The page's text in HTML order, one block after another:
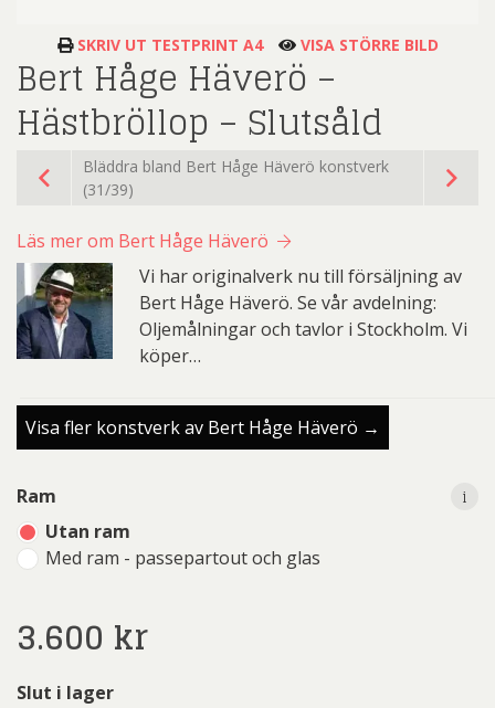
SKRIV UT TESTPRINT A4 VISA STÖRRE BILD
Bert Håge Häverö –
Hästbröllop – Slutsåld
Bläddra bland Bert Håge Häverö konstverk
(31/39)
Läs mer om Bert Håge Häverö
Vi har originalverk nu till försäljning av
Bert Håge Häverö. Se vår avdelning:
Oljemålningar och tavlor i Stockholm. Vi
köper…
Visa fler konstverk av Bert Håge Häverö →
Ram
Utan ram
Med ram - passepartout och glas
i
3.600 kr
Slut i lager